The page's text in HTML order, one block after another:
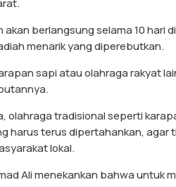
akan berlangsung selama 10 hari
menarik yang diperebutkan.
sapi atau olahraga rakyat
olahraga tradisional seperti
harus terus dipertahankan,
lokal.
Ali menekankan bahwa untuk